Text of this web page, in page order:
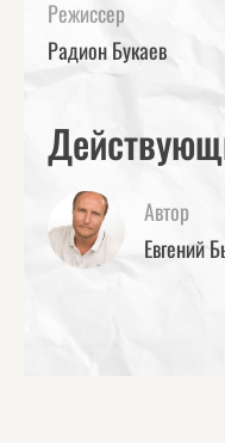
Режиссер
Радион Букаев
Автор
Евгений